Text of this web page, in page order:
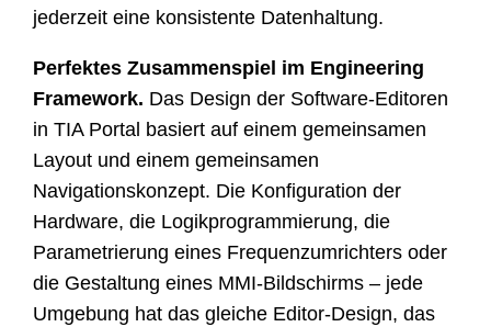
jederzeit eine konsistente Datenhaltung.
Perfektes Zusammenspiel im Engineering
Framework. Das Design der Software-Editoren
in TIA Portal basiert auf einem gemeinsamen
Layout und einem gemeinsamen
Navigationskonzept. Die Konfiguration der
Hardware, die Logikprogrammierung, die
Parametrierung eines Frequenzumrichters oder
die Gestaltung eines MMI-Bildschirms – jede
Umgebung hat das gleiche Editor-Design, das